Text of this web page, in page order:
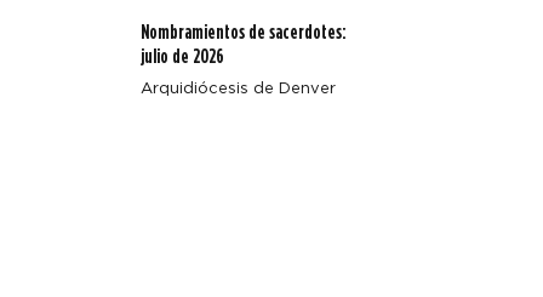
Nombramientos de sacerdotes:
julio de 2026
Arquidiócesis de Denver